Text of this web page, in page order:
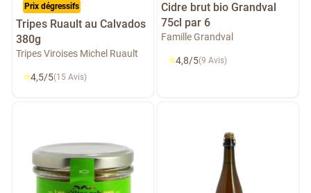
Prix dégressifs
Tripes Ruault au Calvados
380g
Tripes Viroises Michel Ruault
⭐4,5/5(15 Avis)
Cidre brut bio Grandval
75cl par 6
Famille Grandval
⭐4,8/5(9 Avis)